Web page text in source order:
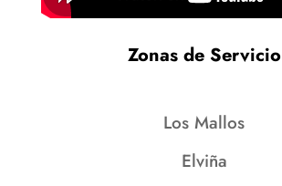
Zonas de Servicio
Los Mallos
Elviña